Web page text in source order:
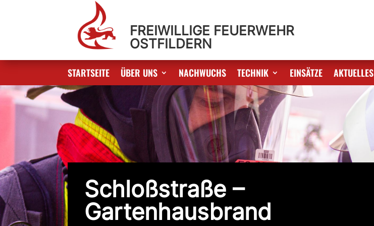
FREIWILLIGE FEUERWEHR
OSTFILDERN
STARTSEITE ÜBER UNS NACHWUCHS TECHNIK EINSÄTZE AKTUELLES
Schloßstraße –
Gartenhausbrand